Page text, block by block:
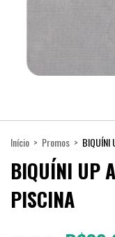
Início > Promos > BIQUÍNI
BIQUÍNI UP
PISCINA